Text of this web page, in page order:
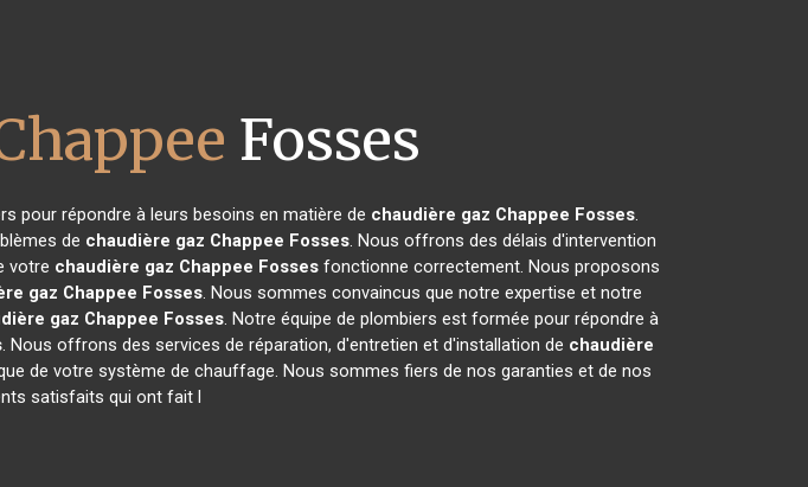
Fosses
pour répondre à leurs besoins en matière de chaudière gaz Chappee Fosses.
de chaudière gaz Chappee Fosses. Nous offrons des délais d'intervention
votre chaudière gaz Chappee Fossesfonctionne correctement. Nous proposons
gaz Chappee Fosses. Nous sommes convaincus que notre expertise et notre
gaz Chappee Fosses. Notre équipe de plombiers est formée pour répondre à
. Nous offrons des services de réparation, d'entretien et d'installation de chaudière
de votre système de chauffage. Nous sommes fiers de nos garanties et de nos
satisfaits qui ont fait l